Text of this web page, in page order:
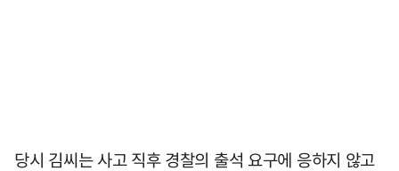
당시 김씨는 사고 직후 경찰의 출석 요구에 응하지 않고